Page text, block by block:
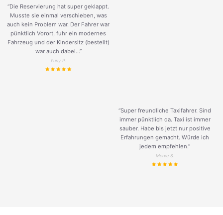
“Die Reservierung hat super geklappt.
Musste sie einmal verschieben, was
auch kein Problem war. Der Fahrer war
pünktlich Vorort, fuhr ein modernes
Fahrzeug und der Kindersitz (bestellt)
war auch dabei...”
Yuriy P.
“Super freundliche Taxifahrer. Sind
immer pünktlich da. Taxi ist immer
sauber. Habe bis jetzt nur positive
Erfahrungen gemacht. Würde ich
jedem empfehlen.”
Merve S.